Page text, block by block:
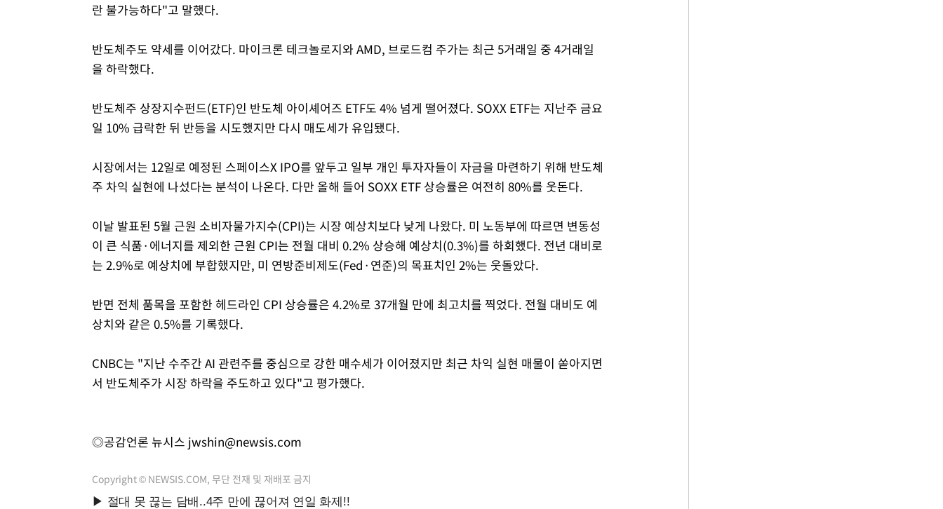
란 불가능하다"고 말했다.
반도체주도 약세를 이어갔다. 마이크론 테크놀로지와 AMD, 브로드컴 주가는 최근 5거래일 중 4거래일
을 하락했다.
반도체주 상장지수펀드(ETF)인 반도체 아이셰어즈 ETF도 4% 넘게 떨어졌다. SOXX ETF는 지난주 금요
일 10% 급락한 뒤 반등을 시도했지만 다시 매도세가 유입됐다.
시장에서는 12일로 예정된 스페이스X IPO를 앞두고 일부 개인 투자자들이 자금을 마련하기 위해 반도체
주 차익 실현에 나섰다는 분석이 나온다. 다만 올해 들어 SOXX ETF 상승률은 여전히 80%를 웃돈다.
이날 발표된 5월 근원 소비자물가지수(CPI)는 시장 예상치보다 낮게 나왔다. 미 노동부에 따르면 변동성
이 큰 식품·에너지를 제외한 근원 CPI는 전월 대비 0.2% 상승해 예상치(0.3%)를 하회했다. 전년 대비로
는 2.9%로 예상치에 부합했지만, 미 연방준비제도(Fed·연준)의 목표치인 2%는 웃돌았다.
반면 전체 품목을 포함한 헤드라인 CPI 상승률은 4.2%로 37개월 만에 최고치를 찍었다. 전월 대비도 예
상치와 같은 0.5%를 기록했다.
CNBC는 "지난 수주간 AI 관련주를 중심으로 강한 매수세가 이어졌지만 최근 차익 실현 매물이 쏟아지면
서 반도체주가 시장 하락을 주도하고 있다"고 평가했다.
◎공감언론 뉴시스 jwshin@newsis.com
Copyright © NEWSIS.COM, 무단 전재 및 재배포 금지